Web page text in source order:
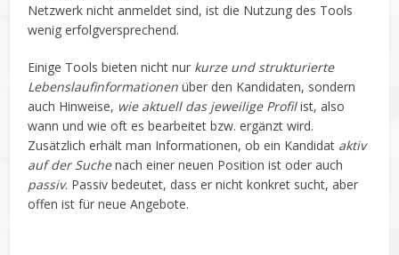
Netzwerk nicht anmeldet sind, ist die Nutzung des Tools
wenig erfolgversprechend.
Einige Tools bieten nicht nur kurze und strukturierte
Lebenslaufinformationen über den Kandidaten, sondern
auch Hinweise, wie aktuell das jeweilige Profilist, also
wann und wie oft es bearbeitet bzw. ergänzt wird.
Zusätzlich erhält man Informationen, ob ein Kandidat aktiv
auf der Suchenach einer neuen Position ist oder auch
passiv. Passiv bedeutet, dass er nicht konkret sucht, aber
offen ist für neue Angebote.